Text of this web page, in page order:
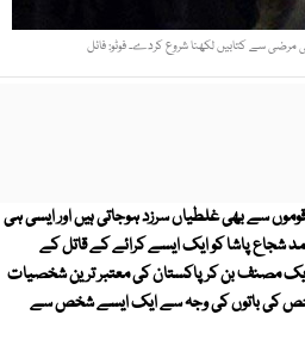
سے کتابیں لکھنا شروع کردے۔ فوٹو: فائل
سے بھی غلطیاں سرزد ہوجاتی ہیں اور ایسی ہی
شجاع پاشا کو ایک ایسے کرائے کے قاتل کے
ایک مصنف بن کر پاکستان کی معتبر ترین شخصیات
شخص کی باتوں کی وجہ سے ایک ایسے شخص سے